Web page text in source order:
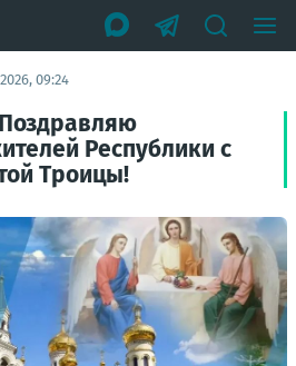
09:24
Республики с
Троицы!